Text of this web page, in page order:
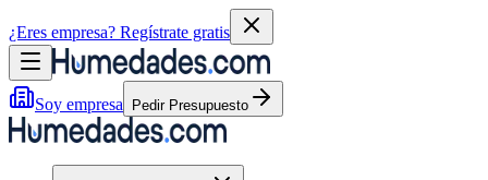
¿Eres empresa? Regístrate gratis
Soy empresa Pedir Presupuesto